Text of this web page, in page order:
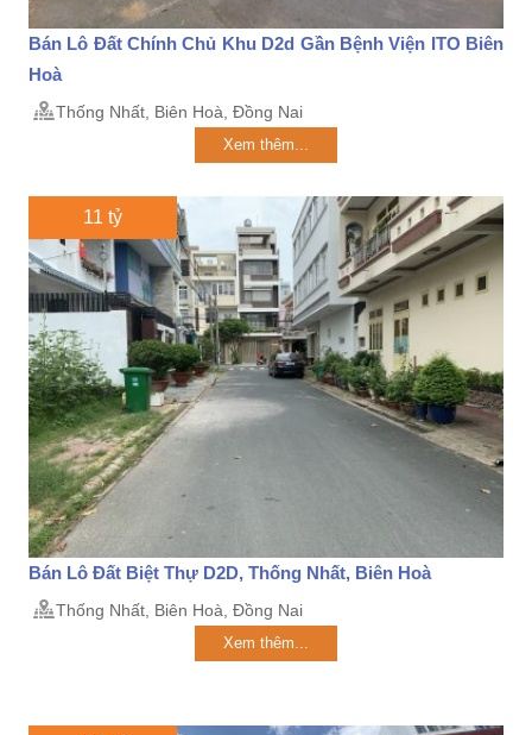
Bán Lô Đất Chính Chủ Khu D2d Gần Bệnh Viện ITO Biên
Hoà
Thống Nhất, Biên Hoà, Đồng Nai
Xem thêm...
11 tỷ
Bán Lô Đất Biệt Thự D2D, Thống Nhất, Biên Hoà
Thống Nhất, Biên Hoà, Đồng Nai
Xem thêm...